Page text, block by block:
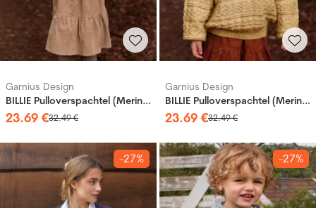
Garnius Design
BILLIE Pulloverspachtel (Merinor)
23.69 €32.49€
Garnius Design
BILLIE Pulloverspachtel (Merinor)
23.69 €32.49€
-27% -27%